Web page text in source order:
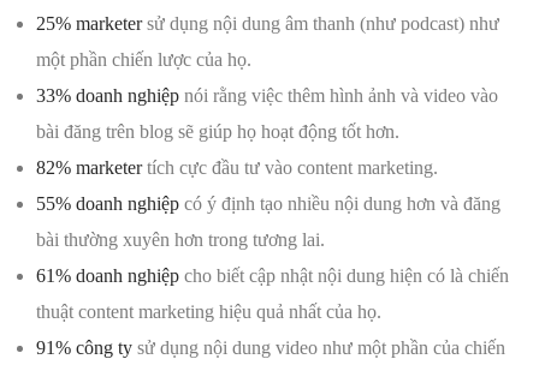
25% marketersử dụng nội dung âm thanh (như podcast) như
một phần chiến lược của họ.
33% doanh nghiệp nói rằng việc thêm hình ảnh và video vào
bài đăng trên blog sẽ giúp họ hoạt động tốt hơn.
82% marketertích cực đầu tư vào content marketing.
55% doanh nghiệp có ý định tạo nhiều nội dung hơn và đăng
bài thường xuyên hơn trong tương lai.
61% doanh nghiệp cho biết cập nhật nội dung hiện có là chiến
thuật content marketing hiệu quả nhất của họ.
91% công ty sử dụng nội dung video như một phần của chiến